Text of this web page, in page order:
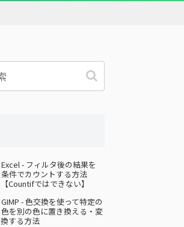
Excel - フィルタ後の結果を
条件でカウントする方法
【Countifではできない】
GIMP - 色交換を使って特定の
色を別の色に置き換える・変
換する方法